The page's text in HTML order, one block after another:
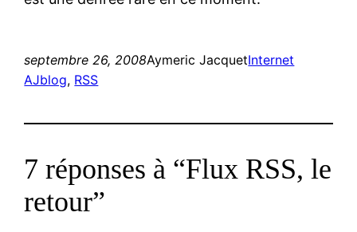
septembre 26, 2008Aymeric JacquetInternet
AJblog, RSS
7 réponses à “Flux RSS, le
retour”